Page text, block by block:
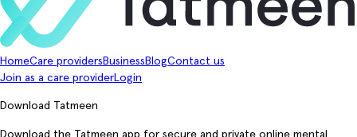
HomeCare providers Business BlogContact us
Join as a care providerLogin
Download Tatmeen
Download the Tatmeen app for secure and private online mental